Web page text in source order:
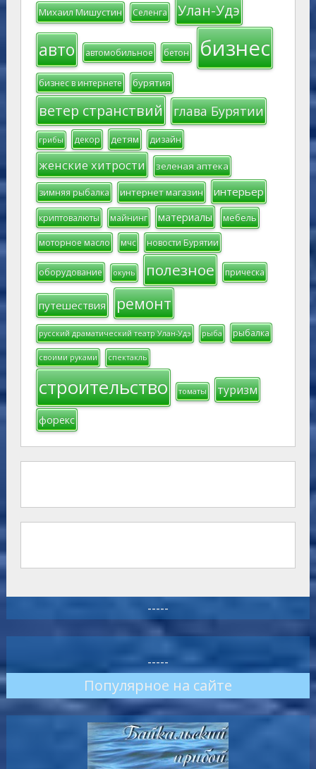
Михаил Мишустин Селенга Улан-Удэ
авто автомобильное бетон бизнес
бизнес в интернете бурятия
ветер странствий глава Бурятии
грибы декор детям дизайн
женские хитрости зеленая аптека
зимняя рыбалка интернет магазин интерьер
криптовалюты майнинг материалы мебель
моторное масло мчс новости Бурятии
оборудование окунь полезное прическа
путешествия ремонт
русский драматический театр Улан-Удэ рыба рыбалка
своими руками спектакль
строительство томаты туризм
форекс
-----
-----
Популярное на сайте